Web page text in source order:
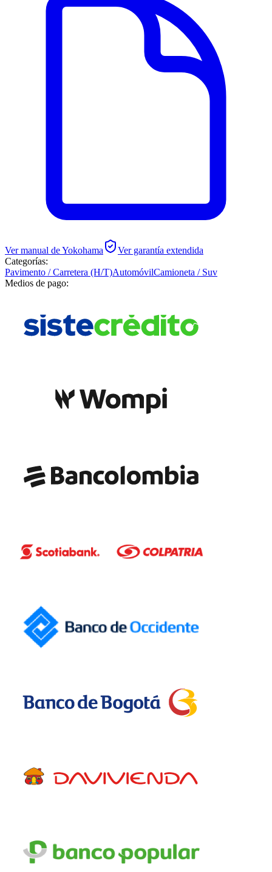
Ver manual deYokohama
Ver garantía extendida
Categorías:
Pavimento / Carretera (H/T)AutomóvilCamioneta / Suv
Medios de pago: